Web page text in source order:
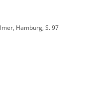
Hamburg, S. 97